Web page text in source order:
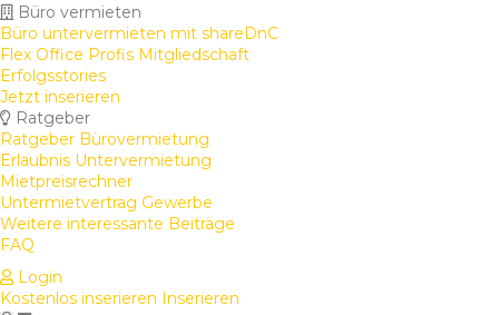
Büro vermieten
Büro untervermieten mit shareDnC
Flex Office Profis Mitgliedschaft
Erfolgsstories
Jetzt inserieren
Ratgeber
Ratgeber Bürovermietung
Erlaubnis Untervermietung
Mietpreisrechner
Untermietvertrag Gewerbe
Weitere interessante Beiträge
FAQ
Login
Kostenlos inserieren Inserieren